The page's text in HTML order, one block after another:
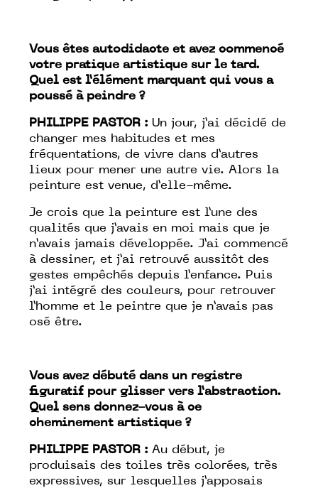
Vous êtes autodidacte et avez commencé
votre pratique artistique sur le tard.
Quel est l’élément marquant qui vous a
poussé à peindre ?
PHILIPPE PASTOR : Un jour, j’ai décidé de
changer mes habitudes et mes
fréquentations, de vivre dans d’autres
lieux pour mener une autre vie. Alors la
peinture est venue, d’elle-même.
Je crois que la peinture est l’une des
qualités que j’avais en moi mais que je
n’avais jamais développée. J’ai commencé
à dessiner, et j’ai retrouvé aussitôt des
gestes empêchés depuis l’enfance. Puis
j’ai intégré des couleurs, pour retrouver
l’homme et le peintre que je n’avais pas
osé être.
Vous avez débuté dans un registre
figuratif pour glisser vers l’abstraction.
Quel sens donnez-vous à ce
cheminement artistique ?
PHILIPPE PASTOR : Au début, je
produisais des toiles très colorées, très
expressives, sur lesquelles j’apposais